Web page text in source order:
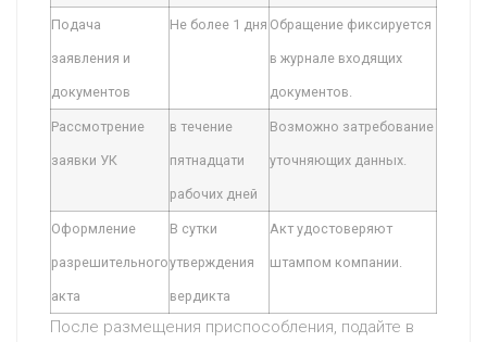
Подача
заявления и
документов
Не более 1 дня Обращение фиксируется
в журнале входящих
документов.
Рассмотрение
заявки УК
в течение
пятнадцати
рабочих дней
Возможно затребование
уточняющих данных.
Оформление
разрешительного
акта
В сутки
утверждения
вердикта
Акт удостоверяют
штампом компании.
После размещения приспособления, подайте в